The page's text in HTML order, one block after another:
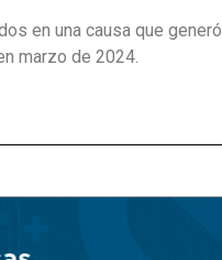
en una causa que generó
marzo de 2024.